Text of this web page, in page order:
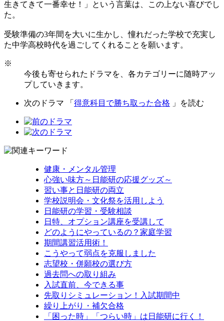
生きてきて一番幸せ！」という言葉は、この上ない喜びでし
た。
受験準備の3年間を大いに生かし、憧れだった学校で充実し
た中学高校時代を過ごしてくれることを願います。
※
今後も寄せられたドラマを、各カテゴリーに随時アッ
プしていきます。
次のドラマ 「 得意科目で勝ち取った合格 」を読む
健康・メンタル管理
心強い味方～日能研の応援グッズ～
習い事と日能研の両立
学校説明会・文化祭を活用しよう
日能研の学習・受験相談
日特、オプション講座を受講して
どのようにやっているの？家庭学習
期間講習活用術！
こうやって弱点を克服しました
志望校・併願校の選び方
過去問への取り組み
入試直前、今できる事
先取りシミュレーション！入試期間中
繰り上がり・補欠合格
「困った時」「つらい時」は日能研に行く！